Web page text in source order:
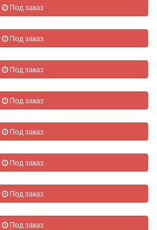
Под заказ
Под заказ
Под заказ
Под заказ
Под заказ
Под заказ
Под заказ
Под заказ